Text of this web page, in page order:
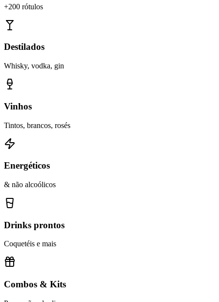
+200 rótulos
Destilados
Whisky, vodka, gin
Vinhos
Tintos, brancos, rosés
Energéticos
& não alcoólicos
Drinks prontos
Coquetéis e mais
Combos & Kits